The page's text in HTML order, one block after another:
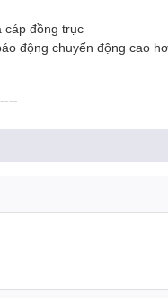
cáp đồng trục
động chuyển động cao